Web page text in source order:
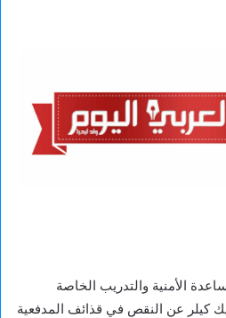
الأمنية والتدريب الخاصة
كيلر عن النقص في قذائف المدفعية